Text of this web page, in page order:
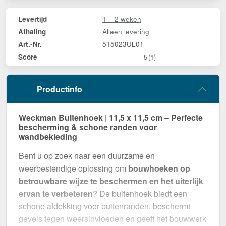
Levertijd 1 – 2 weken
Afhaling Alleen levering
Art.-Nr. 515023UL01
Score 5(1)
Productinfo
Weckman Buitenhoek | 11,5 x 11,5 cm – Perfecte
bescherming & schone randen voor
wandbekleding
Bent u op zoek naar een duurzame en
weerbestendige oplossing om bouwhoeken op
betrouwbare wijze te beschermen en het uiterlijk
ervan te verbeteren? De buitenhoek biedt een
schone afdekking voor buitenranden, beschermt
gevels tegen weersinvloeden en geeft het bouwwerk